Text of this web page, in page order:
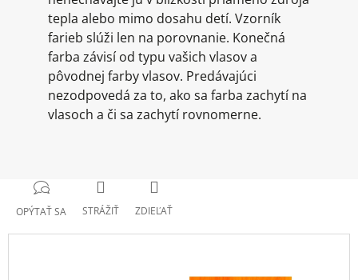
tepla alebo mimo dosahu detí. Vzorník
farieb slúži len na porovnanie. Konečná
farba závisí od typu vašich vlasov a
pôvodnej farby vlasov. Predávajúci
nezodpovedá za to, ako sa farba zachytí na
vlasoch a či sa zachytí rovnomerne.
OPÝTAŤ SA STRÁŽIŤ ZDIEĽAŤ